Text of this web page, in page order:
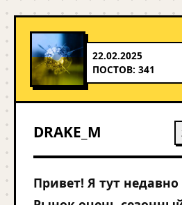
22.02.2025
ПОСТОВ: 341
DRAKE_M
Привет! Я тут